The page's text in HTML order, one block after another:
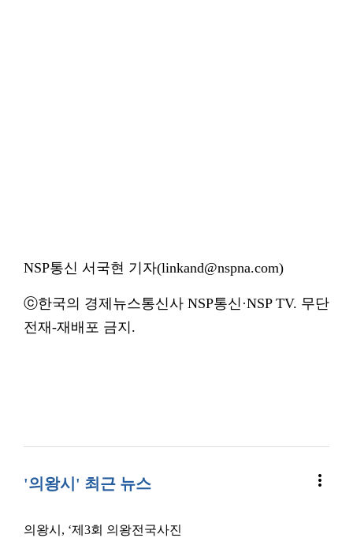
NSP통신 서국현 기자(linkand@nspna.com)
ⓒ한국의 경제뉴스통신사 NSP통신·NSP TV. 무단
전재-재배포 금지.
'의왕시' 최근 뉴스 more_vert
의왕시, ‘제3회 의왕전국사진